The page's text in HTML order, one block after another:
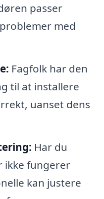
passer
med
Fagfolk har den
til at installere
uanset dens
Har du
ikke fungerer
kan justere